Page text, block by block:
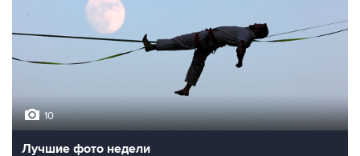
10
Лучшие фото недели